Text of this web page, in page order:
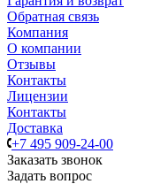
Обратная связь
Компания
О компании
Отзывы
Контакты
Лицензии
Контакты
Доставка
+7 495 909-24-00
Заказать звонок
Задать вопрос